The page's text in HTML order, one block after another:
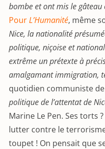
bombe et ont mis le gâteau
PourL’Humanité, même
Nice, la nationalité
politique, niçoise et
extrême un prétexte à
amalgamant immigration,
quotidien communiste
politique de l’attentat de
Marine Le Pen. Ses torts
lutter contre le
toupet ! On pensait que